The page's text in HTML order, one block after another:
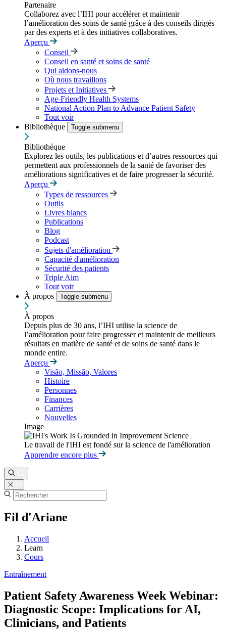
Partenaire
Collaborez avec l’IHI pour accélérer et maintenir
l’amélioration des soins de santé grâce à des conseils dirigés
par des experts et à des initiatives collaboratives.
Aperçu
Conseil
Conseil en santé et soins de santé
Qui aidons-nous
Où nous travaillons
Projets et Initiatives
Age-Friendly Health Systems
National Action Plan to Advance Patient Safety
Tout voir
Bibliothèque
Toggle submenu
Bibliothèque
Explorez les outils, les publications et d’autres ressources qui
permettent aux professionnels de la santé de favoriser des
améliorations significatives et de faire progresser la sécurité.
Aperçu
Types de ressources
Outils
Livres blancs
Publications
Blog
Podcast
Sujets d'amélioration
Capacité d'amélioration
Sécurité des patients
Triple Aim
Tout voir
À propos
Toggle submenu
À propos
Depuis plus de 30 ans, l’IHI utilise la science de
l’amélioration pour faire progresser et maintenir de meilleurs
résultats en matière de santé et de soins de santé dans le
monde entire.
Aperçu
Visão, Missão, Valores
Histoire
Personnes
Finances
Carrières
Nouvelles
Image
Le travail de l'IHI est fondé sur la science de l'amélioration
Apprendre encore plus
Fil d'Ariane
Accueil
Learn
Cours
Entraînement
Patient Safety Awareness Week Webinar:
Diagnostic Scope: Implications for AI,
Clinicians, and Patients